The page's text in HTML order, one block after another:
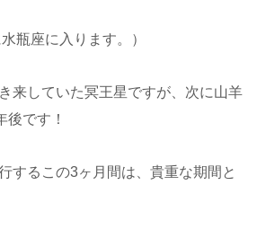
瓶座に入ります。）
来していた冥王星ですが、次に山羊
後です！
するこの3ヶ月間は、貴重な期間と